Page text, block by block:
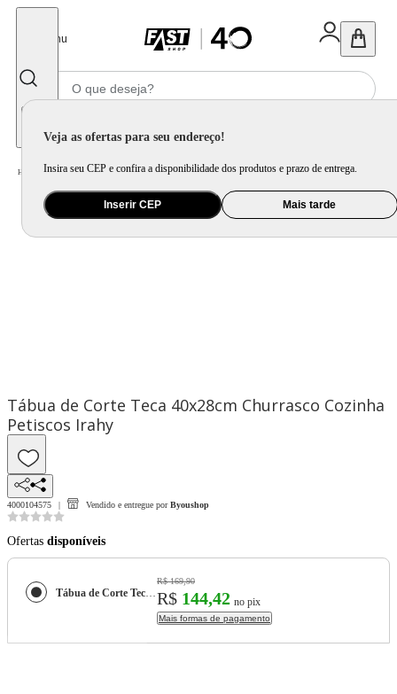
Menu
Veja as ofertas para seu endereço!
Insira seu CEP e confira a disponibilidade dos produtos e prazo de entrega.
Inserir CEP Mais tarde
Home Utilidade Doméstica Cozinha / Utensilio de Bancada
Tábua de Corte Teca 40x28cm Churrasco Cozinha
Petiscos Irahy
4000104575 Vendido e entregue por Byoushop
Ofertas disponíveis
Tábua de Corte Teca 40x28cm Churrasco Cozinha Petiscos Irahy
R$ 169,90
R$ 144,42 no pix
Mais formas de pagamento